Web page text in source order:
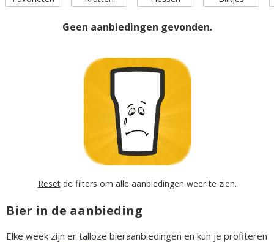
Geen aanbiedingen gevonden.
Resetde filters om alle aanbiedingen weer te zien.
Bier in de aanbieding
Elke week zijn er talloze bieraanbiedingen en kun je profiteren